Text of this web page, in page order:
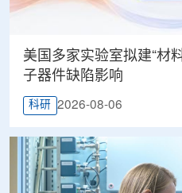
美国多家实验室拟建“材
子器件缺陷影响
科研 2026-08-06